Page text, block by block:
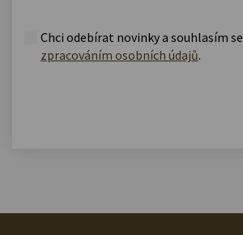
Chci odebírat novinky a souhlasím se
zpracováním osobních údajů.